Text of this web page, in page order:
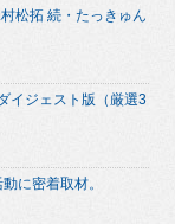
松拓 続・たっきゅん
イジェスト版（厳選3
に密着取材。